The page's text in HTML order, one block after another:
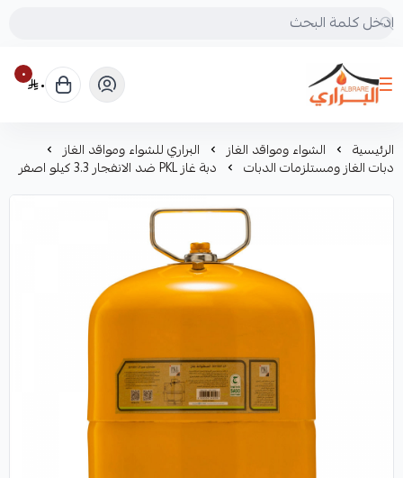
البراري للرحلات
٠ ٠
الرئيسية الشواء ومواقد الغاز البراري للشواء ومواقد الغاز
دبات الغاز ومستلزمات الدبات دبة غاز PKL ضد الانفجار 3.3 كيلو اصفر